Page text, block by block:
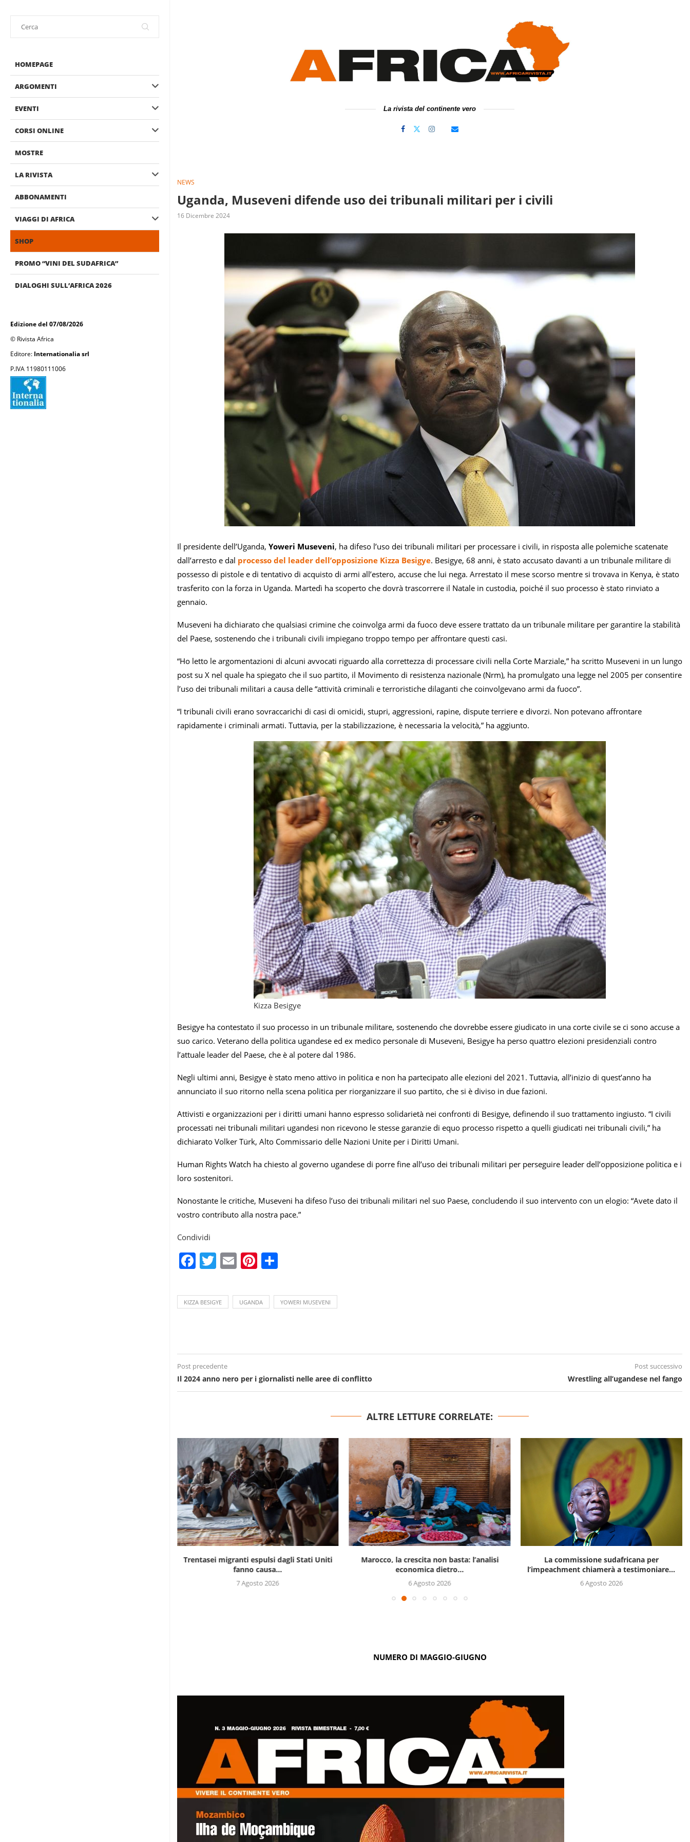
HOMEPAGE
ARGOMENTI
EVENTI
CORSI ONLINE
MOSTRE
LA RIVISTA
ABBONAMENTI
VIAGGI DI AFRICA
SHOP
PROMO “VINI DEL SUDAFRICA”
DIALOGHI SULL’AFRICA 2026
Edizione del 07/08/2026
© Rivista Africa
Editore: Internationalia srl
P.IVA 11980111006
La rivista del continente vero
NEWS
Uganda, Museveni difende uso dei tribunali militari per i civili
16 Dicembre 2024
Il presidente dell’Uganda, Yoweri Museveni, ha difeso l’uso dei tribunali militari per processare i civili, in risposta alle polemiche scatenate
dall’arresto e dal processo del leader dell’opposizione Kizza Besigye. Besigye, 68 anni, è stato accusato davanti a un tribunale militare di
possesso di pistole e di tentativo di acquisto di armi all’estero, accuse che lui nega. Arrestato il mese scorso mentre si trovava in Kenya, è stato
trasferito con la forza in Uganda. Martedì ha scoperto che dovrà trascorrere il Natale in custodia, poiché il suo processo è stato rinviato a
gennaio.
Museveni ha dichiarato che qualsiasi crimine che coinvolga armi da fuoco deve essere trattato da un tribunale militare per garantire la stabilità
del Paese, sostenendo che i tribunali civili impiegano troppo tempo per affrontare questi casi.
“Ho letto le argomentazioni di alcuni avvocati riguardo alla correttezza di processare civili nella Corte Marziale,” ha scritto Museveni in un lungo
post su X nel quale ha spiegato che il suo partito, il Movimento di resistenza nazionale (Nrm), ha promulgato una legge nel 2005 per consentire
l’uso dei tribunali militari a causa delle “attività criminali e terroristiche dilaganti che coinvolgevano armi da fuoco”.
“I tribunali civili erano sovraccarichi di casi di omicidi, stupri, aggressioni, rapine, dispute terriere e divorzi. Non potevano affrontare
rapidamente i criminali armati. Tuttavia, per la stabilizzazione, è necessaria la velocità,” ha aggiunto.
Kizza Besigye
Besigye ha contestato il suo processo in un tribunale militare, sostenendo che dovrebbe essere giudicato in una corte civile se ci sono accuse a
suo carico. Veterano della politica ugandese ed ex medico personale di Museveni, Besigye ha perso quattro elezioni presidenziali contro
l’attuale leader del Paese, che è al potere dal 1986.
Negli ultimi anni, Besigye è stato meno attivo in politica e non ha partecipato alle elezioni del 2021. Tuttavia, all’inizio di quest’anno ha
annunciato il suo ritorno nella scena politica per riorganizzare il suo partito, che si è diviso in due fazioni.
Attivisti e organizzazioni per i diritti umani hanno espresso solidarietà nei confronti di Besigye, definendo il suo trattamento ingiusto. “I civili
processati nei tribunali militari ugandesi non ricevono le stesse garanzie di equo processo rispetto a quelli giudicati nei tribunali civili,” ha
dichiarato Volker Türk, Alto Commissario delle Nazioni Unite per i Diritti Umani.
Human Rights Watch ha chiesto al governo ugandese di porre fine all’uso dei tribunali militari per perseguire leader dell’opposizione politica e i
loro sostenitori.
Nonostante le critiche, Museveni ha difeso l’uso dei tribunali militari nel suo Paese, concludendo il suo intervento con un elogio: “Avete dato il
vostro contributo alla nostra pace.”
Condividi
Facebook
Twitter
EmailPinterest
KIZZA BESIGYE UGANDA YOWERI MUSEVENI
Post precedente
Il 2024 anno nero per i giornalisti nelle aree di conflitto
Post successivo
Wrestling all’ugandese nel fango
ALTRE LETTURE CORRELATE:
Trentasei migranti espulsi dagli Stati Uniti
fanno causa...
7 Agosto 2026
Marocco, la crescita non basta: l’analisi
economica dietro...
6 Agosto 2026
La commissione sudafricana per
l’impeachment chiamerà a testimoniare...
6 Agosto 2026
NUMERO DI MAGGIO-GIUGNO